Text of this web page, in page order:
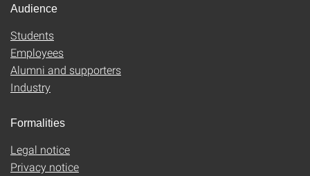
Audience
Students
Employees
Alumni and supporters
Industry
Formalities
Legal notice
Privacy notice